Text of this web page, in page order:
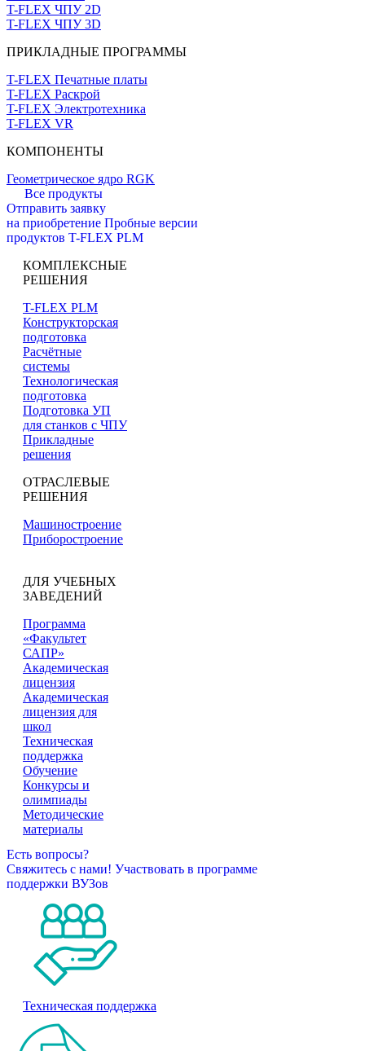
T-FLEX ЧПУ 2D
T-FLEX ЧПУ 3D
ПРИКЛАДНЫЕ ПРОГРАММЫ
T-FLEX Печатные платы
T-FLEX Раскрой
T-FLEX Электротехника
T-FLEX VR
КОМПОНЕНТЫ
Геометрическое ядро RGK
Все продукты
Отправить заявку
на приобретение Пробные версии
продуктов T-FLEX PLM
КОМПЛЕКСНЫЕ
РЕШЕНИЯ
T-FLEX PLM
Конструкторская
подготовка
Расчётные
системы
Технологическая
подготовка
Подготовка УП
для станков с ЧПУ
Прикладные
решения
ОТРАСЛЕВЫЕ
РЕШЕНИЯ
Машиностроение
Приборостроение
ДЛЯ УЧЕБНЫХ
ЗАВЕДЕНИЙ
Программа
«Факультет
САПР»
Академическая
лицензия
Академическая
лицензия для
школ
Техническая
поддержка
Обучение
Конкурсы и
олимпиады
Методические
материалы
Есть вопросы?
Свяжитесь с нами! Участвовать в программе
поддержки ВУЗов
Техническая поддержка